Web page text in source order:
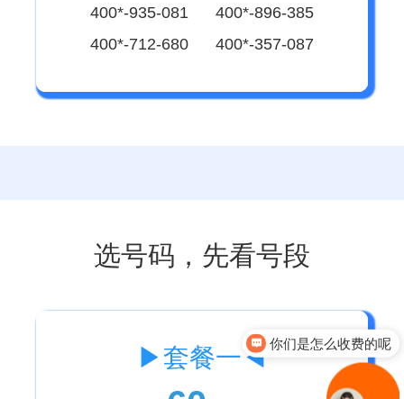
400*-935-081 400*-896-385
400*-712-680 400*-357-087
选号码，先看号段
▶套餐一◀
你们是怎么收费的呢